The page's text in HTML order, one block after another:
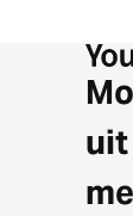
uit